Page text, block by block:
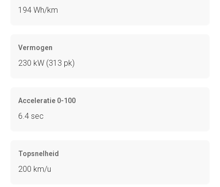
194 Wh/km
Vermogen
230 kW (313 pk)
Acceleratie 0-100
6.4 sec
Topsnelheid
200 km/u